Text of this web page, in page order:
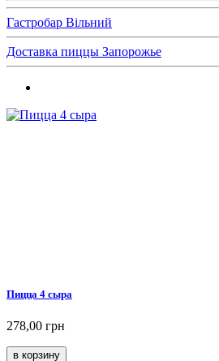
Гастробар Вільний
Доставка пиццы Запорожье
Пицца 4 сыра
278,00 грн